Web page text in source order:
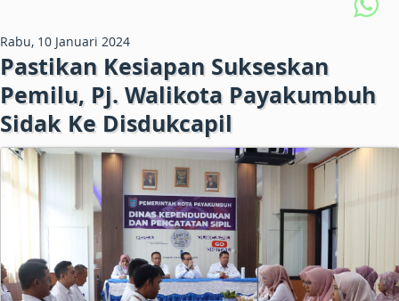
Rabu, 10 Januari 2024
Pastikan Kesiapan Sukseskan
Pemilu, Pj. Walikota Payakumbuh
Sidak Ke Disdukcapil